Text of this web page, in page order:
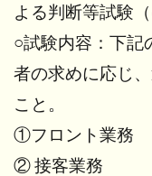
よる判断等試験（
○試験内容：下記
者の求めに応じ
こと。
①フロント業務
② 接客業務